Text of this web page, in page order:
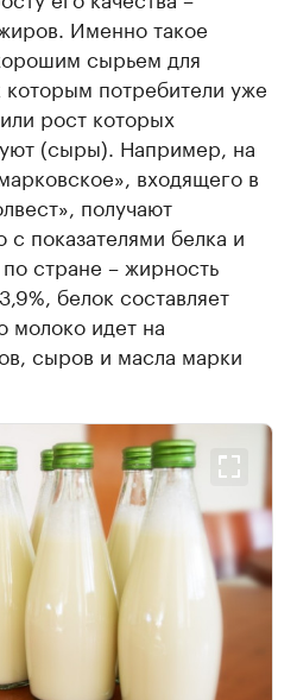
Именно такое
сырьем для
потребители уже
рост которых
(сыры). Например, на
входящего в
получают
показателями белка и
стране – жирность
белок составляет
молоко идет на
сыров и масла марки